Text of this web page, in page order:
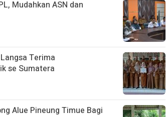
Mudahkan ASN dan
Terima
se Sumatera
Alue Pineung Timue Bagi